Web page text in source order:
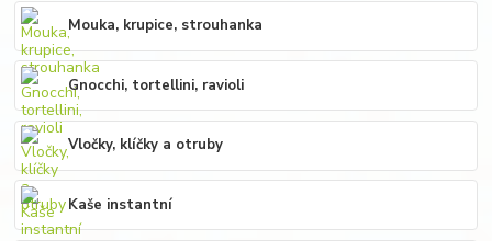
Mouka, krupice, strouhanka
Gnocchi, tortellini, ravioli
Vločky, klíčky a otruby
Kaše instantní